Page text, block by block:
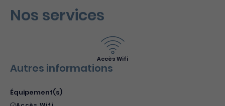
Nos services
Accès Wifi
Autres informations
Équipement(s)